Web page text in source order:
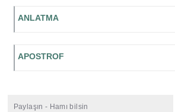
ANLATMA
APOSTROF
Paylaşın - Hamı bilsin